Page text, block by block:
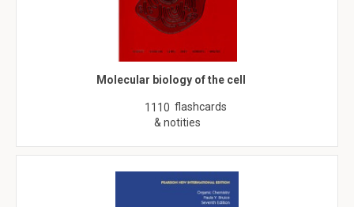
Molecular biology of the cell
1110 flashcards
& notities